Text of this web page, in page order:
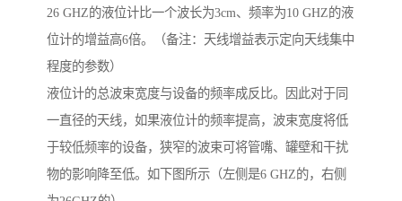
26 GHZ的液位计比一个波长为3cm、频率为10 GHZ的液
位计的增益高6倍。（备注：天线增益表示定向天线集中
程度的参数）
液位计的总波束宽度与设备的频率成反比。因此对于同
一直径的天线，如果液位计的频率提高，波束宽度将低
于较低频率的设备，狭窄的波束可将管嘴、罐壁和干扰
物的影响降至低。如下图所示（左侧是6 GHZ的，右侧